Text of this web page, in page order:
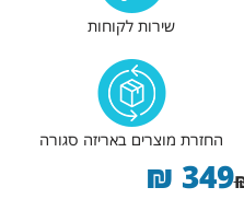
שירות לקוחות
החזרת מוצרים באריזה סגורה
349
₪